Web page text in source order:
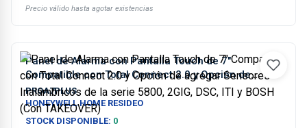
Precio válido hasta agotar existencias
Panel de Alarma con Pantalla Touch de 7"
Compatible con Total Connect 2.0 y Opción de
agregar Sensores Inalámbricos de la serie 5800,
2GIG, DSC, ITI y BOSH (Con TAKEOVER)
PROA7PLUS
HONEYWELL HOME RESIDEO
STOCK DISPONIBLE: 0